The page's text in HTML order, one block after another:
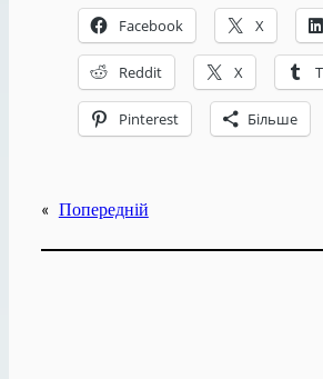
Facebook X
Reddit X
Pinterest Більше
« Попередній